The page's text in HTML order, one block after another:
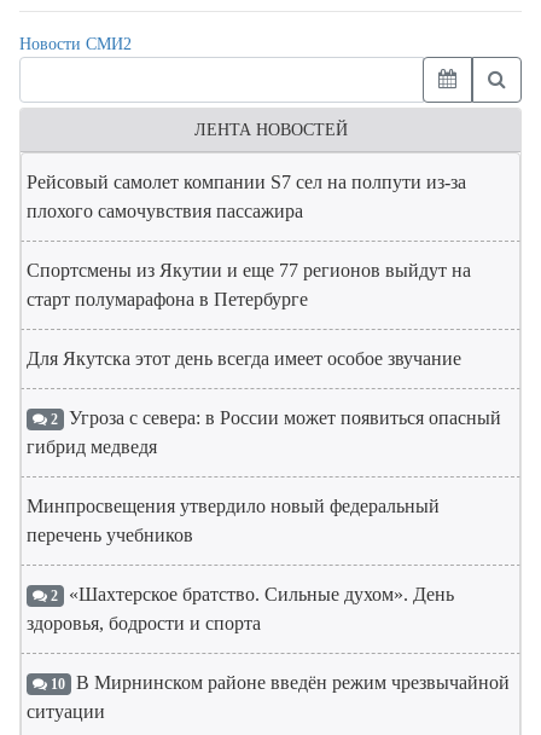
Новости СМИ2
ЛЕНТА НОВОСТЕЙ
Рейсовый самолет компании S7 сел на полпути из-за
плохого самочувствия пассажира
Спортсмены из Якутии и еще 77 регионов выйдут на
старт полумарафона в Петербурге
Для Якутска этот день всегда имеет особое звучание
2 Угроза с севера: в России может появиться опасный
гибрид медведя
Минпросвещения утвердило новый федеральный
перечень учебников
2 «Шахтерское братство. Сильные духом». День
здоровья, бодрости и спорта
10 В Мирнинском районе введён режим чрезвычайной
ситуации